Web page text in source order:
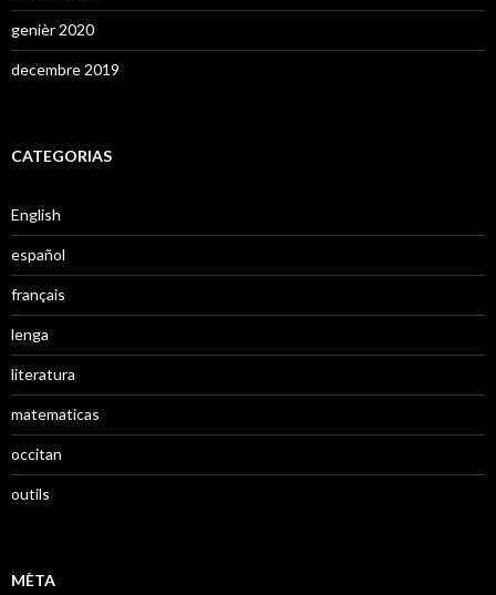
genièr 2020
decembre 2019
CATEGORIAS
English
español
français
lenga
literatura
matematicas
occitan
outils
MÈTA